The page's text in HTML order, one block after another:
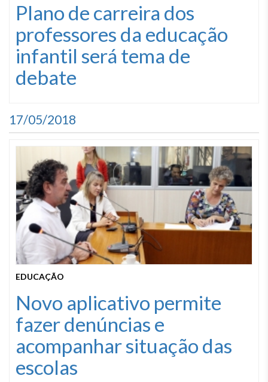
Plano de carreira dos
professores da educação
infantil será tema de
debate
17/05/2018
EDUCAÇÃO
Novo aplicativo permite
fazer denúncias e
acompanhar situação das
escolas